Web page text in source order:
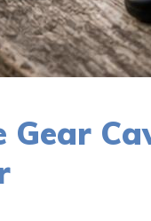
Gear